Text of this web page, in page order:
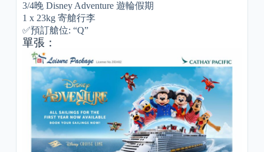
3/4晚 Disney Adventure 遊輪假期
1 x 23kg 寄艙行李
✅預訂艙位: “Q”
單張：